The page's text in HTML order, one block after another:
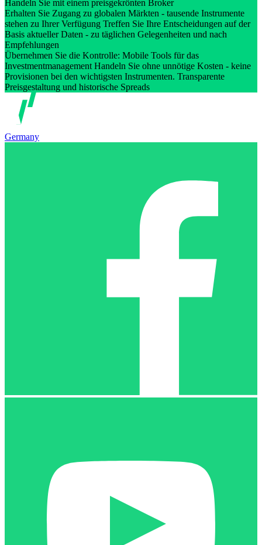
Handeln Sie mit einem preisgekrönten Broker
Erhalten Sie Zugang zu globalen Märkten - tausende Instrumente
stehen zu Ihrer Verfügung Treffen Sie Ihre Entscheidungen auf der
Basis aktueller Daten - zu täglichen Gelegenheiten und nach
Empfehlungen
Übernehmen Sie die Kontrolle: Mobile Tools für das
Investmentmanagement Handeln Sie ohne unnötige Kosten - keine
Provisionen bei den wichtigsten Instrumenten. Transparente
Preisgestaltung und historische Spreads
Germany